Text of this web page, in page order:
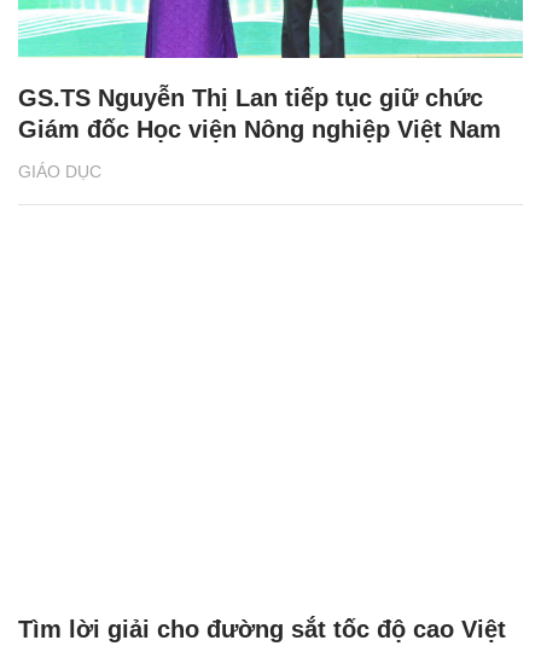
GIÁO DỤC
GS.TS Nguyễn Thị Lan tiếp tục giữ chức
Giám đốc Học viện Nông nghiệp Việt Nam
Tìm lời giải cho đường sắt tốc độ cao Việt